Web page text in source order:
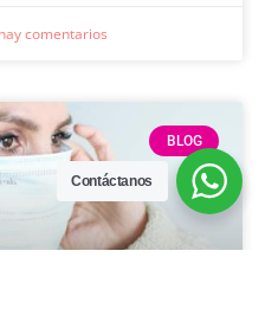
comentarios
BLOG
Contáctanos